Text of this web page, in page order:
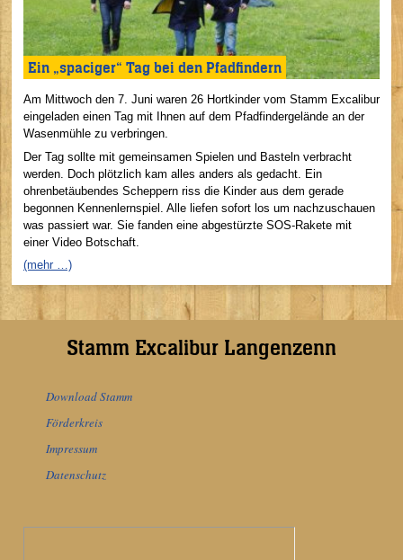
Ein „spaciger“ Tag bei den Pfadfindern
Am Mittwoch den 7. Juni waren 26 Hortkinder vom Stamm Excalibur
eingeladen einen Tag mit Ihnen auf dem Pfadfindergelände an der
Wasenmühle zu verbringen.
Der Tag sollte mit gemeinsamen Spielen und Basteln verbracht
werden. Doch plötzlich kam alles anders als gedacht. Ein
ohrenbetäubendes Scheppern riss die Kinder aus dem gerade
begonnen Kennenlernspiel. Alle liefen sofort los um nachzuschauen
was passiert war. Sie fanden eine abgestürzte SOS-Rakete mit
einer Video Botschaft.
(mehr …)
Stamm Excalibur Langenzenn
Download Stamm
Förderkreis
Impressum
Datenschutz